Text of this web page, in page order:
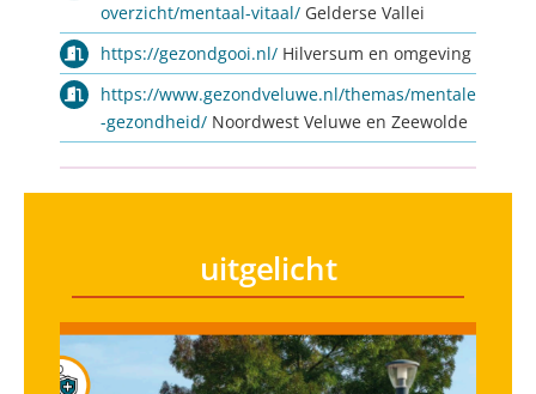
overzicht/mentaal-vitaal/Gelderse Vallei
https://gezondgooi.nl/Hilversum en omgeving
https://www.gezondveluwe.nl/themas/mentale
-gezondheid/Noordwest Veluwe en Zeewolde
uitgelicht